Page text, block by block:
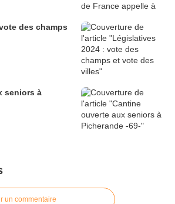
des champs
seniors à
un commentaire